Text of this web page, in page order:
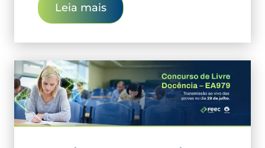
Leia mais